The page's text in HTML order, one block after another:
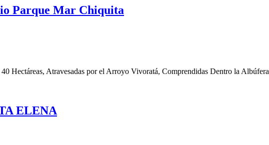
Parque Mar Chiquita
Hectáreas, Atravesadas por el Arroyo Vivoratá, Comprendidas Dentro la Albúfera
ELENA